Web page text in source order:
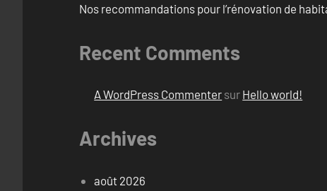
Nos recommandations pour l’rénovation de
Recent Comments
A WordPress Commenter sur Hello world!
Archives
août 2026